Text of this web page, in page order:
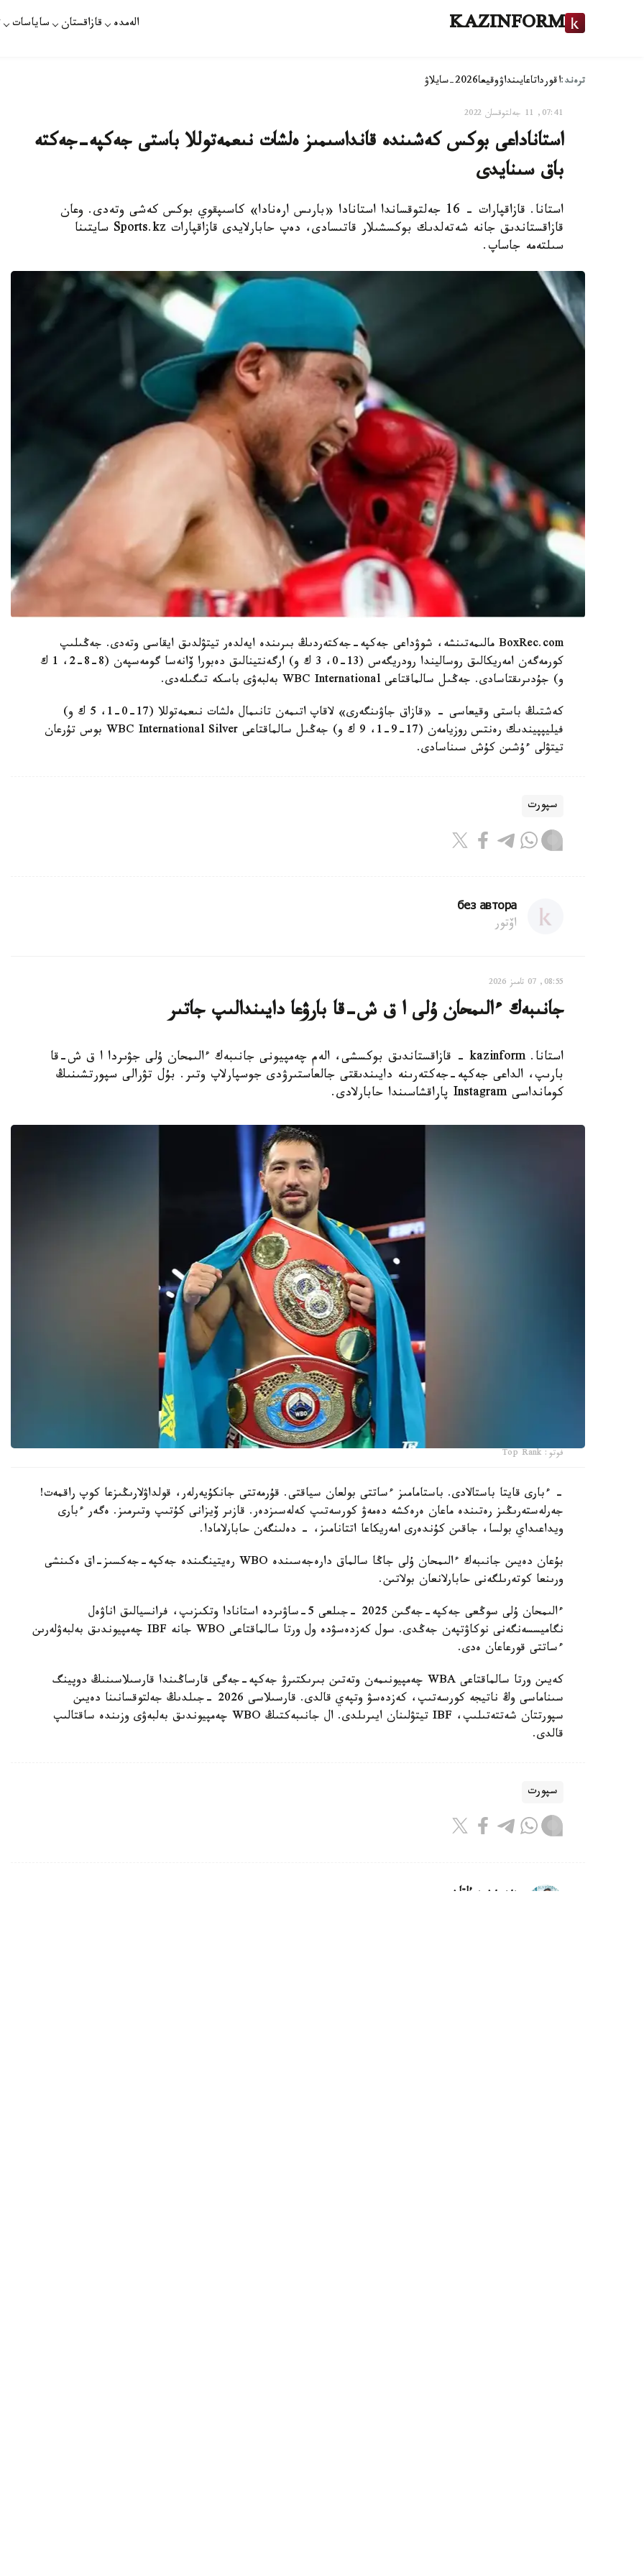
KAZINFORM الەمدە قازاقستان ساياسات
ترەند:اقورداتاعايىنداۋوقيعا2026-سايلاۋ
07:41, 11 جەلتوقسان 2022
استاناداعى بوكس كەشىندە قانداسىمىز ەلشات نىعمەتوللا باستى جەكپە-جەكتە
باق سىنايدى
استانا. قازاقپارات - 16 جەلتوقساندا استانادا «بارىس ارەنادا» كاسىپقوي بوكس كەشى وتەدى. وعان
قازاقستاندىق جانە شەتەلدىك بوكسشىلار قاتىسادى، دەپ حابارلايدى قازاقپارات Sports.kz سايتىنا
سىلتەمە جاساپ.
BoxRec.com مالىمەتىنشە، شوۋداعى جەكپە-جەكتەردىڭ بىرىندە ايەلدەر تيتۋلدىق ايقاسى وتەدى. جەڭىلىپ
كورمەگەن امەريكالىق روساليندا رودريگەس (13-0، 3 ك و) ارگەنتينالىق دەبورا ۆانەسا گومەسپەن (8-8-2، 1 ك
و) جۇدىرىقتاسادى. جەڭىل سالماقتاعى WBC International بەلبەۋى باسكە تىگىلەدى.
كەشتىڭ باستى وقيعاسى - «قازاق جاۋىنگەرى» لاقاپ اتىمەن تانىمال ەلشات نىعمەتوللا (17-0-1، 5 ك و)
فيليپپيندىك رەنتس روزيامەن (17-9-1، 9 ك و) جەڭىل سالماقتاعى WBC International Silver بوس تۇرعان
تيتۋلى ءۇشىن كۇش سىناسادى.
سپورت
без автора
اۆتور
08:55, 07 تامىز 2026
جانىبەك ءالىمحان ۇلى ا ق ش-قا بارۋعا دايىندالىپ جاتىر
استانا. kazinform - قازاقستاندىق بوكسشى، الەم چەمپيونى جانىبەك ءالىمحان ۇلى جۋىردا ا ق ش-قا
بارىپ، الداعى جەكپە-جەكتەرىنە دايىندىقتى جالعاستىرۋدى جوسپارلاپ وتىر. بۇل تۋرالى سپورتشىنىڭ
كومانداسى Instagram پاراقشاسىندا حابارلادى.
فوتو: Top Rank
- ءبارى قايتا باستالادى. باستامامىز ءساتتى بولعان سياقتى. قۇرمەتتى جانكۇيەرلەر، قولداۋلارىڭىزعا كوپ راقمەت!
جەرلەستەرىڭىز رەتىندە ماعان ەرەكشە دەمەۋ كورسەتىپ كەلەسىزدەر. قازىر ۆيزانى كۇتىپ وتىرمىز. ەگەر ءبارى
ويداعىداي بولسا، جاقىن كۇندەرى امەريكاعا اتتانامىز، - دەلىنگەن حابارلامادا.
بۇعان دەيىن جانىبەك ءالىمحان ۇلى جاڭا سالماق دارەجەسىندە WBO رەيتينگىندە جەكپە-جەكسىز-اق ەكىنشى
ورىنعا كوتەرىلگەنى حابارلانعان بولاتىن.
ءالىمحان ۇلى سوڭعى جەكپە-جەگىن 2025 -جىلعى 5-ساۋىردە استانادا وتكىزىپ، فرانسيالىق اناۋەل
نگاميسسەنگەنى نوكاۋتپەن جەڭدى. سول كەزدەسۋدە ول ورتا سالماقتاعى WBO جانە IBF چەمپيوندىق بەلبەۋلەرىن
ءساتتى قورعاعان ەدى.
كەيىن ورتا سالماقتاعى WBA چەمپيونىمەن وتەتىن بىرىكتىرۋ جەكپە-جەگى قارساڭىندا قارسىلاسىنىڭ دوپينگ
سىناماسى وڭ ناتيجە كورسەتىپ، كەزدەسۋ وتپەي قالدى. قارسىلاسى 2026 -جىلدىڭ جەلتوقسانىنا دەيىن
سپورتتان شەتتەتىلىپ، IBF تيتۋلىنان ايىرىلدى. ال جانىبەكتىڭ WBO چەمپيوندىق بەلبەۋى وزىندە ساقتالىپ
قالدى.
سپورت
بەيسەن سۇلتان